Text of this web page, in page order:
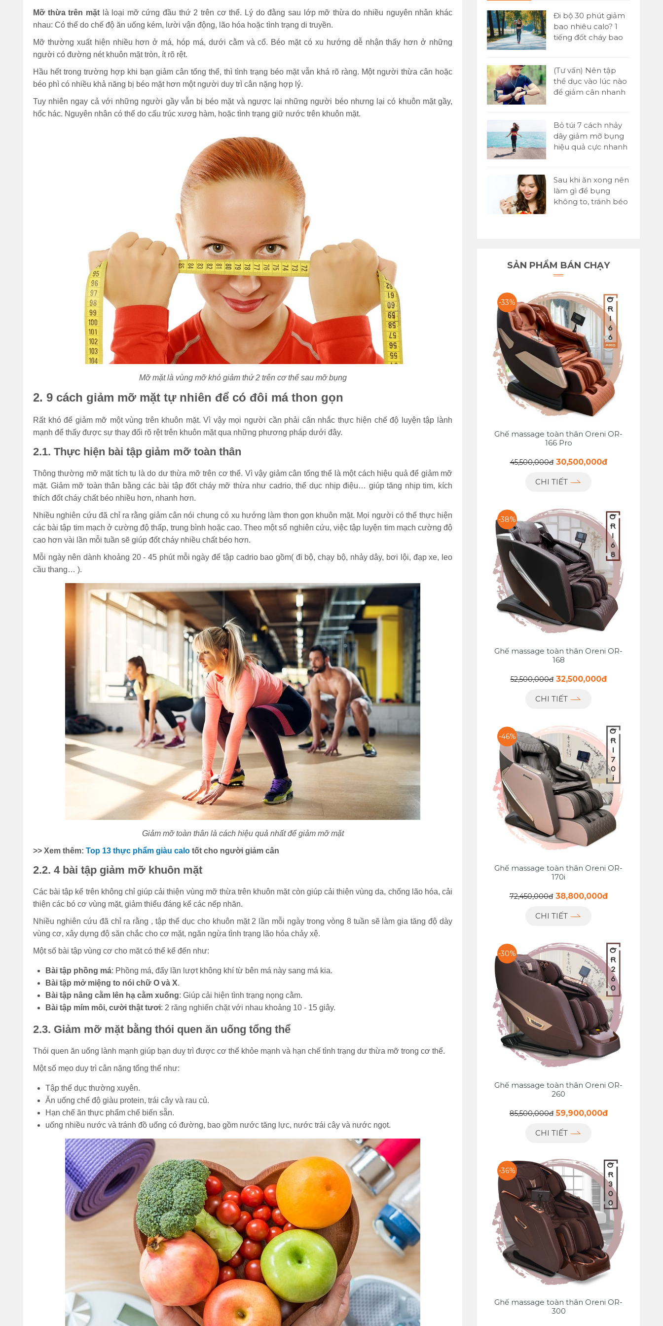
Mỡ thừa trên mặtlà loại mỡ cứng đầu thứ 2 trên cơ thể. Lý do đằng sau lớp mỡ thừa do nhiều nguyên nhân khác
nhau: Có thể do chế độ ăn uống kém, lười vận động, lão hóa hoặc tình trạng di truyền.
Mỡ thường xuất hiện nhiều hơn ở má, hóp má, dưới cằm và cổ. Béo mặt có xu hướng dễ nhận thấy hơn ở những
người có đường nét khuôn mặt tròn, ít rõ rệt.
Hầu hết trong trường hợp khi bạn giảm cân tổng thể, thì tình trạng béo mặt vẫn khá rõ ràng. Một người thừa cân hoặc
béo phì có nhiều khả năng bị béo mặt hơn một người duy trì cân nặng hợp lý.
Tuy nhiên ngay cả với những người gầy vẫn bị béo mặt và ngược lại những người béo nhưng lại có khuôn mặt gầy,
hốc hác. Nguyên nhân có thể do cấu trúc xươg hàm, hoặc tình trạng giữ nước trên khuôn mặt.
Mỡ mặt là vùng mỡ khó giảm thứ 2 trên cơ thể sau mỡ bụng
2. 9 cách giảm mỡ mặt tự nhiên để có đôi má thon gọn
Rất khó để giảm mỡ một vùng trên khuôn mặt. Vì vậy mọi người cần phải cân nhắc thực hiện chế độ luyện tập lành
mạnh để thấy được sự thay đổi rõ rệt trên khuôn mặt qua những phương pháp dưới đây.
2.1. Thực hiện bài tập giảm mỡ toàn thân
Thông thường mỡ mặt tích tụ là do dư thừa mỡ trên cơ thể. Vì vậy giảm cân tổng thể là một cách hiệu quả để giảm mỡ
mặt. Giảm mỡ toàn thân bằng các bài tập đốt cháy mỡ thừa như cadrio, thể dục nhịp điệu… giúp tăng nhịp tim, kích
thích đốt cháy chất béo nhiều hơn, nhanh hơn.
Nhiều nghiên cứu đã chỉ ra rằng giảm cân nói chung có xu hướng làm thon gọn khuôn mặt. Mọi người có thể thực hiện
các bài tập tim mạch ở cường độ thấp, trung bình hoặc cao. Theo một số nghiên cứu, việc tập luyện tim mạch cường độ
cao hơn vài lần mỗi tuần sẽ giúp đốt cháy nhiều chất béo hơn.
Mỗi ngày nên dành khoảng 20 - 45 phút mỗi ngày để tập cadrio bao gồm( đi bộ, chạy bộ, nhảy dây, bơi lội, đạp xe, leo
cầu thang… ).
Giảm mỡ toàn thân là cách hiệu quả nhất để giảm mỡ mặt
>> Xem thêm: Top 13 thực phẩm giàu calo tốt cho người giảm cân
2.2. 4 bài tập giảm mỡ khuôn mặt
Các bài tập kể trên không chỉ giúp cải thiện vùng mỡ thừa trên khuôn mặt còn giúp cải thiện vùng da, chống lão hóa, cải
thiện các bó cơ vùng mặt, giảm thiểu đáng kể các nếp nhăn.
Nhiều nghiên cứu đã chỉ ra rằng , tập thể dục cho khuôn mặt 2 lần mỗi ngày trong vòng 8 tuần sẽ làm gia tăng độ dày
vùng cơ, xây dựng độ săn chắc cho cơ mặt, ngăn ngừa tình trạng lão hóa chảy xệ.
Một số bài tập vùng cơ cho mặt có thể kể đến như:
Bài tập phồng má: Phồng má, đẩy lần lượt không khí từ bên má này sang má kia.
Bài tập mở miệng to nói chữ O và X.
Bài tập nâng cằm lên hạ cằm xuống: Giúp cải hiện tình trạng nọng cằm.
Bài tập mím môi, cười thật tươi: 2 răng nghiến chặt với nhau khoảng 10 - 15 giây.
2.3. Giảm mỡ mặt bằng thói quen ăn uống tổng thể
Thói quen ăn uống lành mạnh giúp bạn duy trì được cơ thể khỏe mạnh và hạn chế tình trạng dư thừa mỡ trong cơ thể.
Một số mẹo duy trì cân nặng tổng thể như:
Tập thể dục thường xuyên.
Ăn uống chế độ giàu protein, trái cây và rau củ.
Hạn chế ăn thực phẩm chế biến sẵn.
uống nhiều nước và tránh đồ uống có đường, bao gồm nước tăng lực, nước trái cây và nước ngọt.
Đi bộ 30 phút giảm
bao nhiêu calo? 1
tiếng đốt cháy bao
nhiêu?
(Tư vấn) Nên tập
thể dục vào lúc nào
nhất?
Sau khi ăn xong nên
không to, tránh béo
Mỗi ngày nên đi bộ
bao nhiêu km là tốt
nhất, hợp lý nhất?
[Hướng dẫn] Kỹ
thuật chạy cự ly
cách chi tiết
nhanh nhất cực đơn
giản
10 lợi ích của việc
chơi thể thao
thường xuyên với
sức khỏe
[20 thực đơn] Buổi
giảm cân hiệu quả
nhanh?
Massage Yoni là gì?
Đi bộ 30 phút giảm
bao nhiêu calo? 1
tiếng đốt cháy bao
(Tư vấn) Nên tập
thể dục vào lúc nào
để giảm cân nhanh
Bỏ túi 7 cách nhảy
dây giảm mỡ bụng
hiệu quả cực nhanh
Sau khi ăn xong nên
làm gì để bụng
không to, tránh béo
SẢN PHẨM BÁN CHẠY
-33%
Ghế massage toàn thân Oreni OR-
166 Pro
45,500,000đ 30,500,000đ
CHI TIẾT
-38%
Ghế massage toàn thân Oreni OR-
168
52,500,000đ 32,500,000đ
CHI TIẾT
-46%
Ghế massage toàn thân Oreni OR-
170i
72,450,000đ 38,800,000đ
CHI TIẾT
-30%
Ghế massage toàn thân Oreni OR-
260
85,500,000đ 59,900,000đ
CHI TIẾT
-36%
Ghế massage toàn thân Oreni OR-
300